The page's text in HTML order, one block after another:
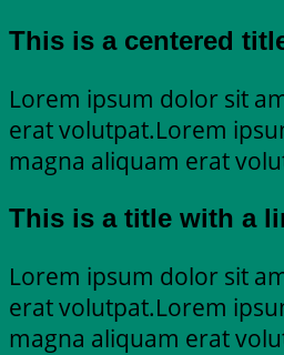
This is a centered
Lorem ipsum dolor sit
erat volutpat.Lorem
magna aliquam erat
This is a title with a
Lorem ipsum dolor sit
erat volutpat.Lorem
magna aliquam erat